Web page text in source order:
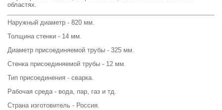
областях.
Наружный диаметр - 820 мм.
Толщина стенки - 14 мм.
Диаметр присоединяемой трубы - 325 мм.
Стенка присоединяемой трубы - 12 мм.
Тип присоединения - сварка.
Рабочая среда - вода, пар, газ и тд.
Страна изготовитель - Россия.